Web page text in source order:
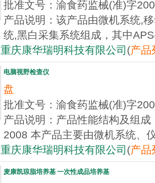
批准文号：渝食药监械(准)字
产品说明：该产品由微机系统,
统,黑白采集系统组成，其中
重庆康华瑞明科技有限公司 (产品
电脑视野检查仪
盘
批准文号：渝食药监械(准)字
产品说明：产品性能结构及组
2008 本产品主要由微机系统、
重庆康华瑞明科技有限公司 (产品
麦康凯琼脂培养基 一次性成品培养基